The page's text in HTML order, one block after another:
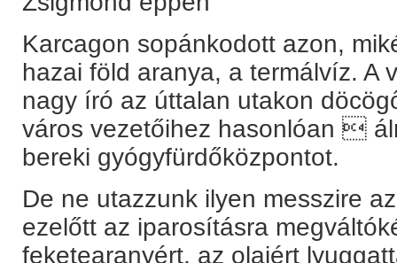
Karcagon sopánkodott azon,
hazai föld aranya, a termálvíz. A
nagy író az úttalan utakon
város vezetőihez hasonlóan 
bereki gyógyfürdőközpontot.
De ne utazzunk ilyen messzire
ezelőtt az iparosításra
feketearanyért, az olajért